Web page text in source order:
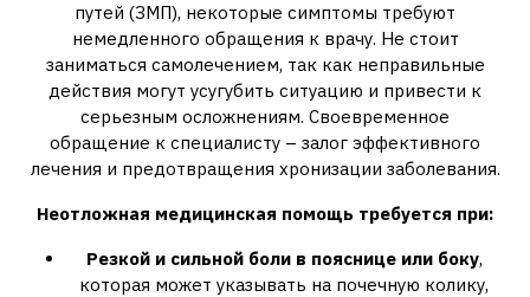
путей (ЗМП), некоторые симптомы требуют
немедленного обращения к врачу. Не стоит
заниматься самолечением, так как неправильные
действия могут усугубить ситуацию и привести к
серьезным осложнениям. Своевременное
обращение к специалисту – залог эффективного
лечения и предотвращения хронизации заболевания.
Неотложная медицинская помощь требуется при:
Резкой и сильной боли в пояснице или боку,
которая может указывать на почечную колику,